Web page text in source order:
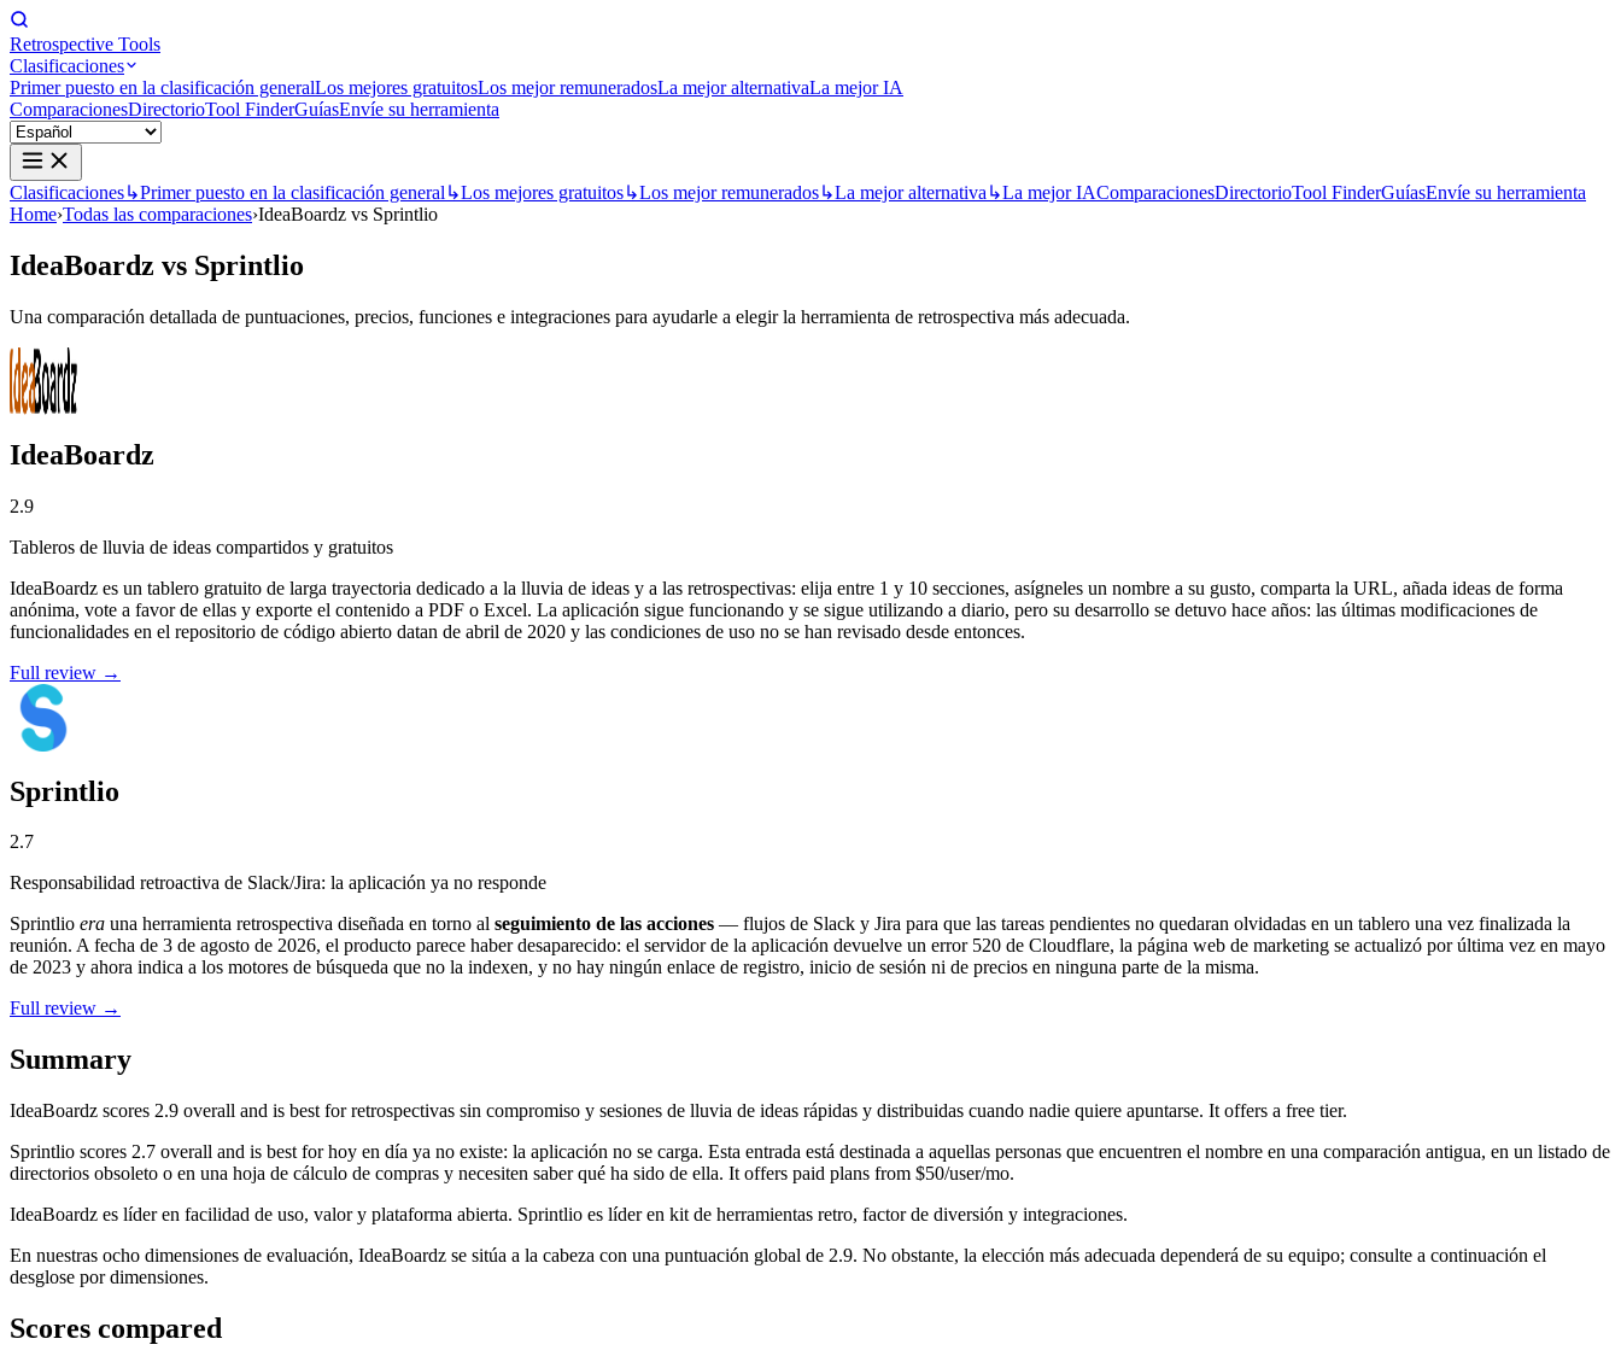
Retrospective Tools
Clasificaciones
Primer puesto en la clasificación generalLos mejores gratuitosLos mejor remuneradosLa mejor alternativaLa mejor IA
ComparacionesDirectorioTool FinderGuíasEnvíe su herramienta
Clasificaciones↳Primer puesto en la clasificación general ↳Los mejores gratuitos↳Los mejor remunerados↳La mejor alternativa ↳La mejor IAComparacionesDirectorioTool FinderGuíasEnvíe su herramienta
Home›Todas las comparaciones›IdeaBoardz vs Sprintlio
IdeaBoardz vs Sprintlio
Una comparación detallada de puntuaciones, precios, funciones e integraciones para ayudarle a elegir la herramienta de retrospectiva más adecuada.
IdeaBoardz
2.9
Tableros de lluvia de ideas compartidos y gratuitos
IdeaBoardz es un tablero gratuito de larga trayectoria dedicado a la lluvia de ideas y a las retrospectivas: elija entre 1 y 10 secciones, asígneles un nombre a su gusto, comparta la URL, añada ideas de forma
anónima, vote a favor de ellas y exporte el contenido a PDF o Excel. La aplicación sigue funcionando y se sigue utilizando a diario, pero su desarrollo se detuvo hace años: las últimas modificaciones de
funcionalidades en el repositorio de código abierto datan de abril de 2020 y las condiciones de uso no se han revisado desde entonces.
Full review →
Sprintlio
2.7
Responsabilidad retroactiva de Slack/Jira: la aplicación ya no responde
Sprintlio era una herramienta retrospectiva diseñada en torno al seguimiento de las acciones — flujos de Slack y Jira para que las tareas pendientes no quedaran olvidadas en un tablero una vez finalizada la
reunión. A fecha de 3 de agosto de 2026, el producto parece haber desaparecido: el servidor de la aplicación devuelve un error 520 de Cloudflare, la página web de marketing se actualizó por última vez en mayo
de 2023 y ahora indica a los motores de búsqueda que no la indexen, y no hay ningún enlace de registro, inicio de sesión ni de precios en ninguna parte de la misma.
Full review →
Summary
IdeaBoardz scores 2.9 overall and is best for retrospectivas sin compromiso y sesiones de lluvia de ideas rápidas y distribuidas cuando nadie quiere apuntarse. It offers a free tier.
Sprintlio scores 2.7 overall and is best for hoy en día ya no existe: la aplicación no se carga. Esta entrada está destinada a aquellas personas que encuentren el nombre en una comparación antigua, en un listado de
directorios obsoleto o en una hoja de cálculo de compras y necesiten saber qué ha sido de ella. It offers paid plans from $50/user/mo.
IdeaBoardz es líder en facilidad de uso, valor y plataforma abierta. Sprintlio es líder en kit de herramientas retro, factor de diversión y integraciones.
En nuestras ocho dimensiones de evaluación, IdeaBoardz se sitúa a la cabeza con una puntuación global de 2.9. No obstante, la elección más adecuada dependerá de su equipo; consulte a continuación el
desglose por dimensiones.
Scores compared